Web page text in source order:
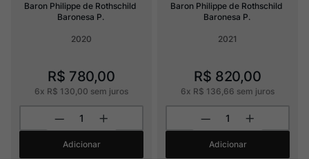
Baron Philippe de Rothschild
Baronesa P.
2020
R$ 780,00
6x R$ 130,00 sem juros
Adicionar
Baron Philippe de Rothschild
Baronesa P.
2021
R$ 820,00
6x R$ 136,66 sem juros
Adicionar